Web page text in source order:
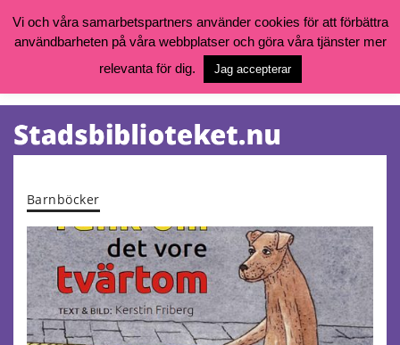
Vill du söka böcker, logga in på ditt bibliotekskonto eller nå övriga
goteborg.se/bibliotek
Öppettider, katalog och kontakt
Tjänster
Barnböcker
Vi och våra samarbetspartners använder cookies för att förbättra
användbarheten på våra webbplatser och göra våra tjänster mer
relevanta för dig.
Jag accepterar